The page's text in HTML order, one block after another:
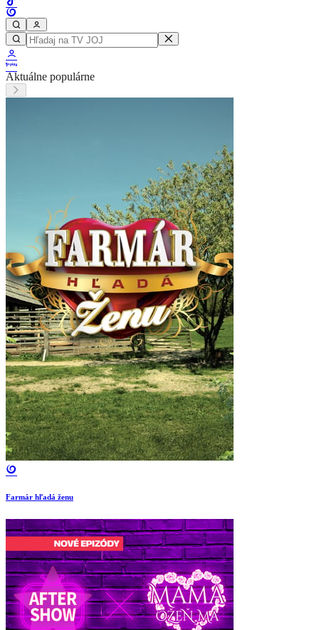
Aktuálne populárne
Farmár hľadá ženu